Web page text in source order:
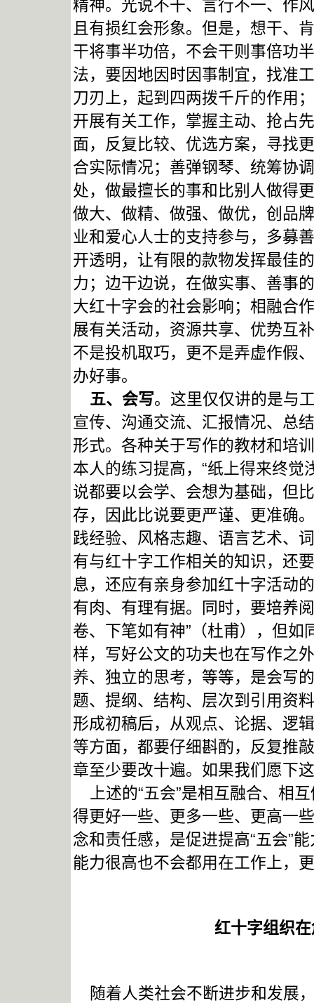
精神。光说不干、言行不一、作
且有损红会形象。但是，想干、
干将事半功倍，不会干则事倍功
法，要因地因时因事制宜，找准
刀刃上，起到四两拨千斤的作用
开展有关工作，掌握主动、抢占
面，反复比较、优选方案，寻找
合实际情况；善弹钢琴、统筹协
处，做最擅长的事和比别人做得
做大、做精、做强、做优，创品
业和爱心人士的支持参与，多募
开透明，让有限的款物发挥最佳
力；边干边说，在做实事、善事
大红十字会的社会影响；相融合
展有关活动，资源共享、优势互
不是投机取巧，更不是弄虚作假
办好事。
五、会写。这里仅仅讲的是与
宣传、沟通交流、汇报情况、总
形式。各种关于写作的教材和培
本人的练习提高，“纸上得来终觉
说都要以会学、会想为基础，但
存，因此比说要更严谨、更准确
践经验、风格志趣、语言艺术、
有与红十字工作相关的知识，还
息，还应有亲身参加红十字活动
有肉、有理有据。同时，要培养
卷、下笔如有神”（杜甫），但如
样，写好公文的功夫也在写作之
养、独立的思考，等等，是会写
题、提纲、结构、层次到引用资
形成初稿后，从观点、论据、逻
等方面，都要仔细斟酌，反复推
章至少要改十遍。如果我们愿下
上述的“五会”是相互融合、相
得更好一些、更多一些、更高一
念和责任感，是促进提高“五会”
能力很高也不会都用在工作上，
红十字组织
随着人类社会不断进步和发展